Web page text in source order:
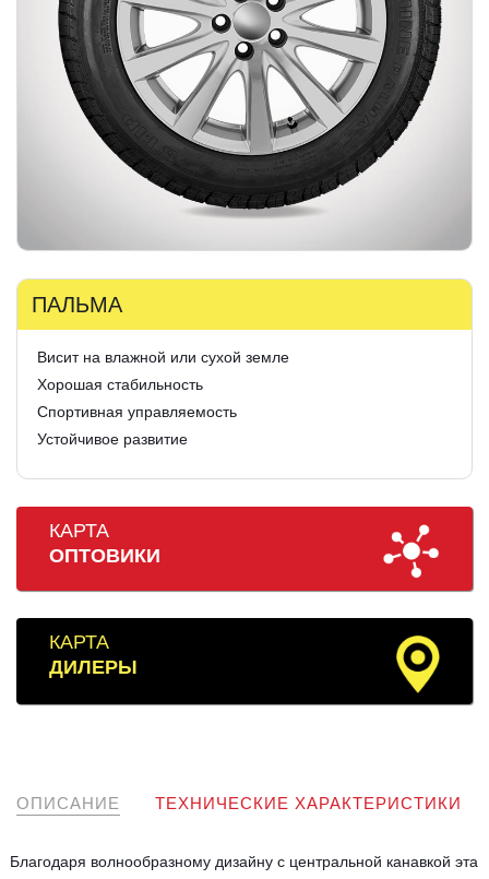
ПАЛЬМА
Висит на влажной или сухой земле
Хорошая стабильность
Спортивная управляемость
Устойчивое развитие
КАРТА
ОПТОВИКИ
КАРТА
ДИЛЕРЫ
ОПИСАНИЕ ТЕХНИЧЕСКИЕ ХАРАКТЕРИСТИКИ
Благодаря волнообразному дизайну с центральной канавкой эта